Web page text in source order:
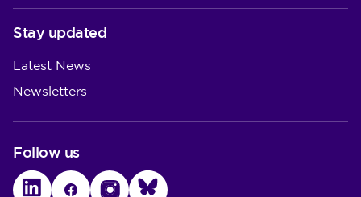
Stay updated
Latest News
Newsletters
Follow us